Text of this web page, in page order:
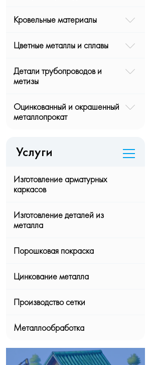
Кровельные материалы
Цветные металлы и сплавы
Детали трубопроводов и
метизы
Оцинкованный и окрашенный
металлопрокат
Услуги
Изготовление арматурных
каркасов
Изготовление деталей из
металла
Порошковая покраска
Цинкование металла
Производство сетки
Металлообработка